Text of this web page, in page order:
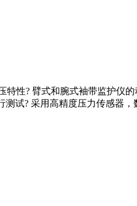
性? 臂式和腕式袖带监护仪
试? 采用高精度压力传感器